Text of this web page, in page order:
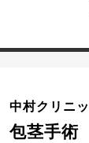
中村クリニ
包茎手術